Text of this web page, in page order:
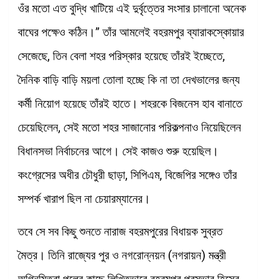
ওঁর মতো এত বুদ্ধি খাটিয়ে এই দুর্বৃত্তের সংসার চালানো অনেক
বাঘের পক্ষেও কঠিন।” তাঁর আমলেই বহরমপুর ব্যারাকস্কোয়ার
সেজেছে, তিন বেলা শহর পরিস্কার হয়েছে তাঁরই ইচ্ছেতে,
দৈনিক বাড়ি বাড়ি ময়লা তোলা হচ্ছে কি না তা দেখভালের জন্য
কর্মী নিয়োগ হয়েছে তাঁরই হাতে। শহরকে বিজনেস হাব বানাতে
চেয়েছিলেন, সেই মতো শহর সাজানোর পরিকল্পনাও নিয়েছিলেন
বিধানসভা নির্বাচনের আগে। সেই কাজও শুরু হয়েছিল।
কংগ্রেসের অধীর চৌধুরী ছাড়া, সিপিএম, বিজেপির সঙ্গেও তাঁর
সম্পর্ক খারাপ ছিল না চেয়ারম্যানের।
তবে সে সব কিছু শুনতে নারাজ বহরমপুরের বিধায়ক সুব্রত
মৈত্র। তিনি রাজ্যের পুর ও নগরোন্নয়ন (নগরায়ন) মন্ত্রী